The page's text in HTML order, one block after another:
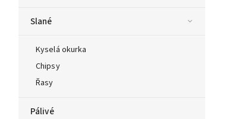
Slané
Kyselá okurka
Chipsy
Řasy
Pálivé